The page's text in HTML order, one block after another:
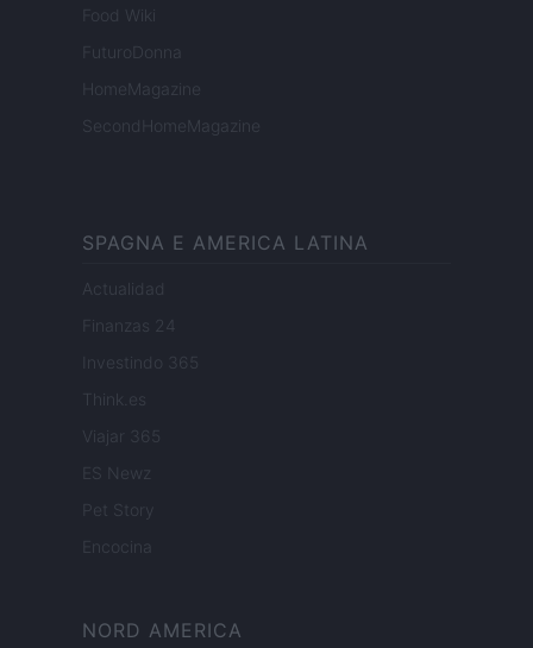
Food Wiki
FuturoDonna
HomeMagazine
SecondHomeMagazine
SPAGNA E AMERICA LATINA
Actualidad
Finanzas 24
Investindo 365
Think.es
Viajar 365
ES Newz
Pet Story
Encocina
NORD AMERICA